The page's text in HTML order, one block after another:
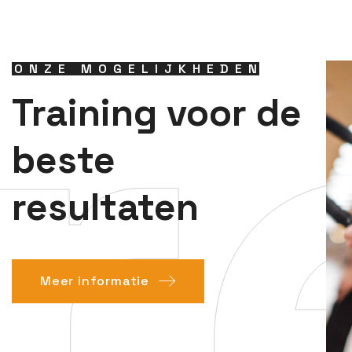
ONZE MOGELIJKHEDEN
Training voor de
beste
resultaten
Meer informatie